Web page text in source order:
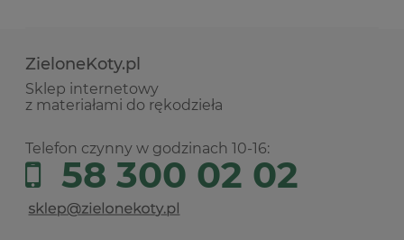
ZieloneKoty.pl
Sklep internetowy
z materiałami do rękodzieła
Telefon czynny w godzinach 10-16:
58 300 02 02